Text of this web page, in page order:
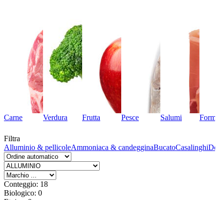
Carne Verdura Frutta Pesce Salumi
Filtra
Alluminio & pellicoleAmmoniaca & candegginaBucatoCasalinghi
Conteggio: 18
Biologico: 0